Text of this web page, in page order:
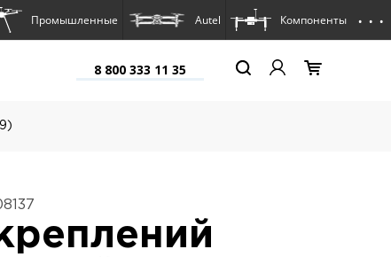
Промышленные Autel Компоненты . . .
8 800 333 11 35